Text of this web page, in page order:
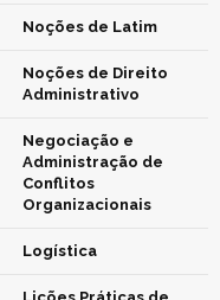
Noções de Latim
Noções de Direito
Administrativo
Negociação e
Administração de
Conflitos
Organizacionais
Logística